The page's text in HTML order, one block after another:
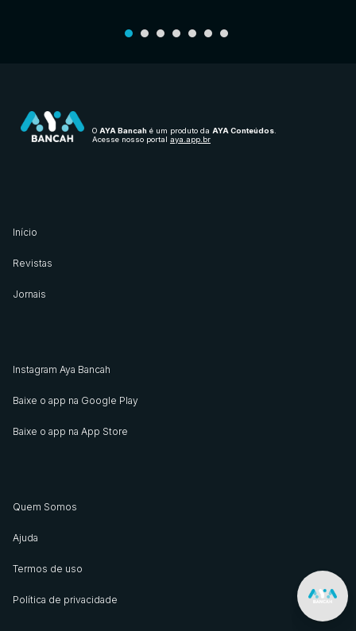
O AYA Bancah é um produto da AYA Conteúdos.
Acesse nosso portal aya.app.br
Início
Revistas
Jornais
Instagram Aya Bancah
Baixe o app na Google Play
Baixe o app na App Store
Quem Somos
Ajuda
Termos de uso
Política de privacidade